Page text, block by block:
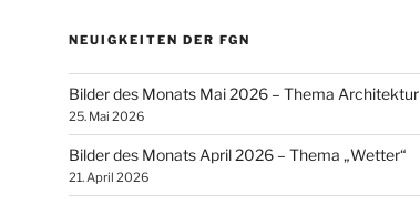
NEUIGKEITEN DER FGN
Bilder des Monats Mai 2026 – Thema Architektur
25. Mai 2026
Bilder des Monats April 2026 – Thema „Wetter“
21. April 2026